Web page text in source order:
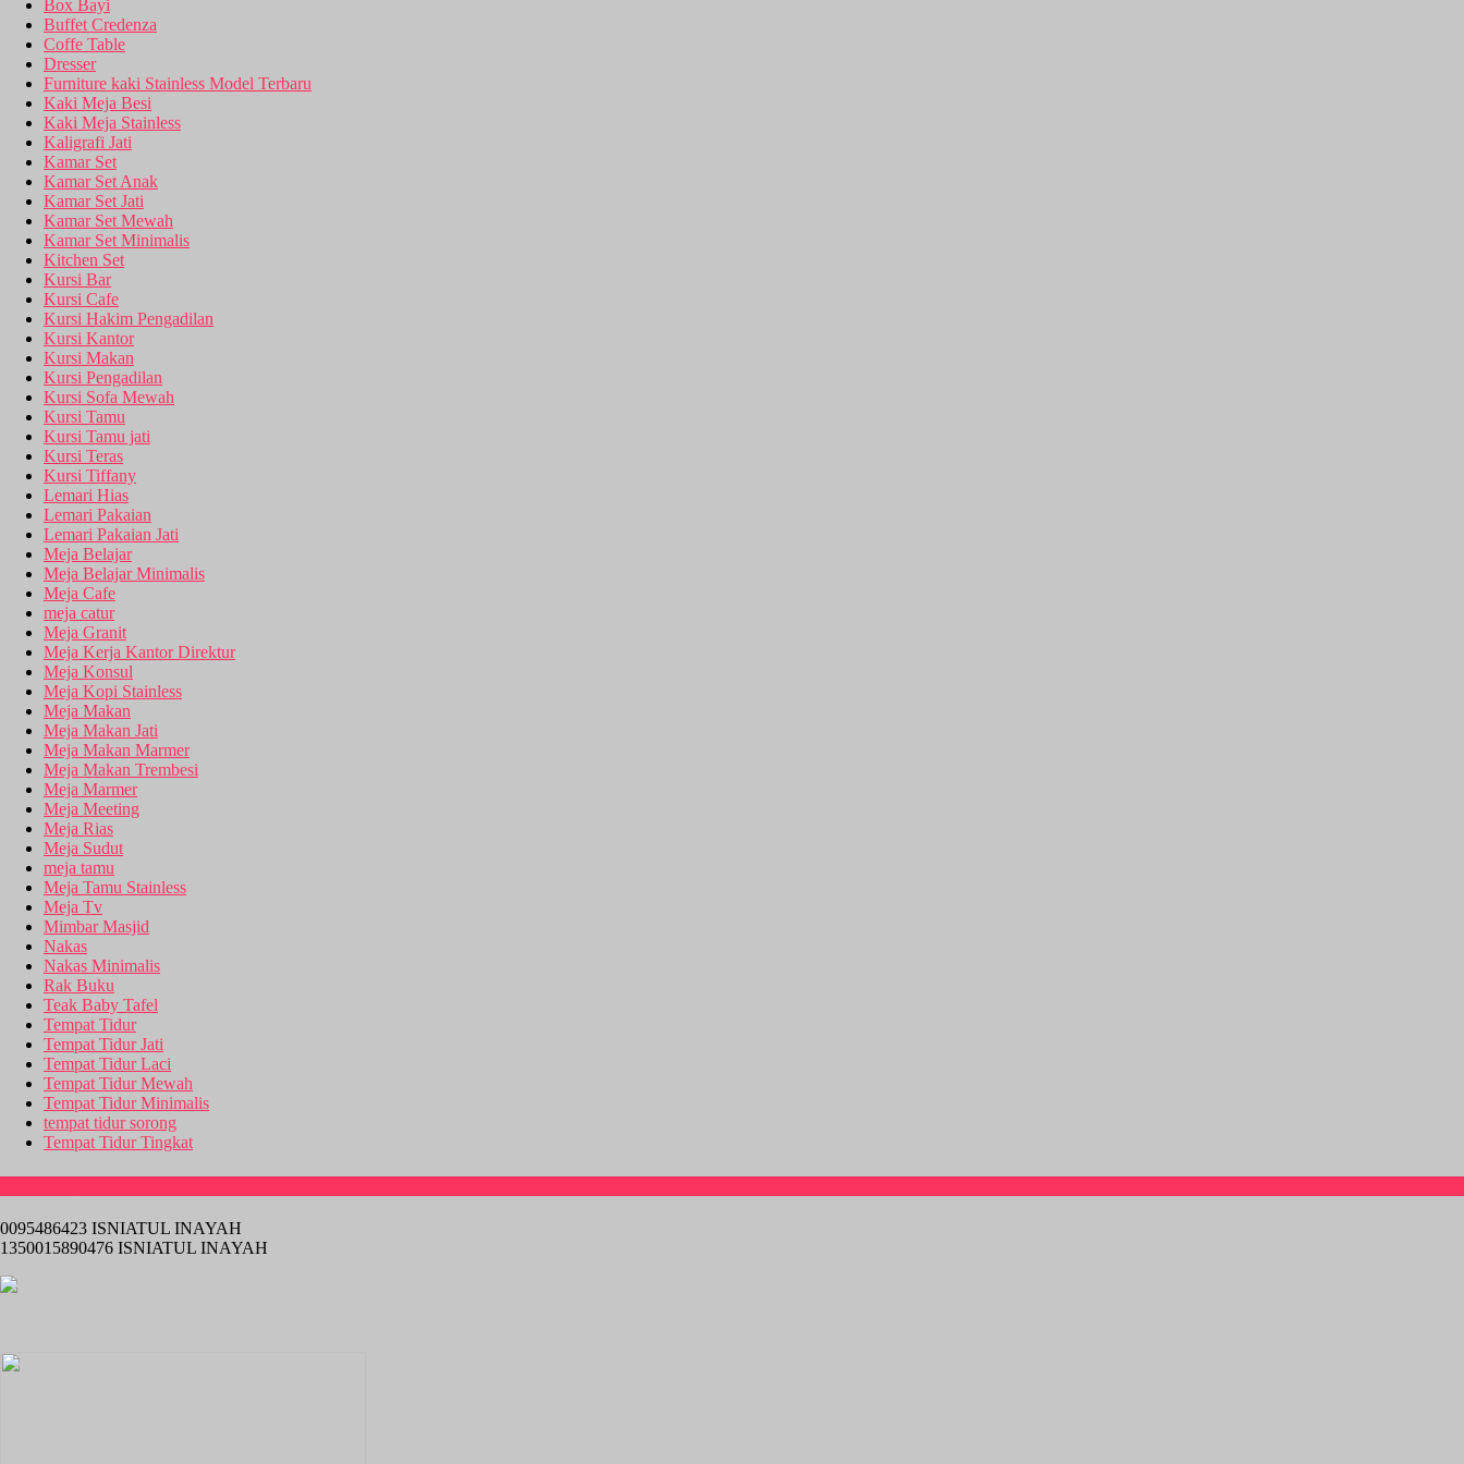
Box Bayi
Buffet Credenza
Coffe Table
Dresser
Furniture kaki Stainless Model Terbaru
Kaki Meja Besi
Kaki Meja Stainless
Kaligrafi Jati
Kamar Set
Kamar Set Anak
Kamar Set Jati
Kamar Set Mewah
Kamar Set Minimalis
Kitchen Set
Kursi Bar
Kursi Cafe
Kursi Hakim Pengadilan
Kursi Kantor
Kursi Makan
Kursi Pengadilan
Kursi Sofa Mewah
Kursi Tamu
Kursi Tamu jati
Kursi Teras
Kursi Tiffany
Lemari Hias
Lemari Pakaian
Lemari Pakaian Jati
Meja Belajar
Meja Belajar Minimalis
Meja Cafe
meja catur
Meja Granit
Meja Kerja Kantor Direktur
Meja Konsul
Meja Kopi Stainless
Meja Makan
Meja Makan Jati
Meja Makan Marmer
Meja Makan Trembesi
Meja Marmer
Meja Meeting
Meja Rias
Meja Sudut
meja tamu
Meja Tamu Stainless
Meja Tv
Mimbar Masjid
Nakas
Nakas Minimalis
Rak Buku
Teak Baby Tafel
Tempat Tidur
Tempat Tidur Jati
Tempat Tidur Laci
Tempat Tidur Mewah
Tempat Tidur Minimalis
tempat tidur sorong
Tempat Tidur Tingkat
0095486423 ISNIATUL INAYAH
1350015890476 ISNIATUL INAYAH